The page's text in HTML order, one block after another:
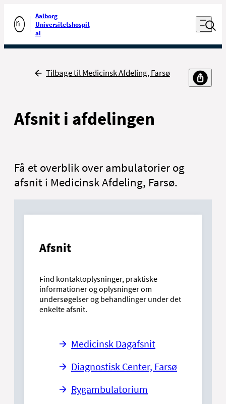
Gå til forsiden
Aalborg
Universitetshospit
al
Åben
Udfør søgning
Tilbage
Tilbage til Medicinsk Afdeling, Farsø
Afsnit i afdelingen
Få et overblik over ambulatorier og
afsnit i Medicinsk Afdeling, Farsø.
Afsnit
Find kontaktoplysninger, praktiske
informationer og oplysninger om
undersøgelser og behandlinger under det
enkelte afsnit.
Medicinsk Dagafsnit
Diagnostisk Center, Farsø
Rygambulatorium